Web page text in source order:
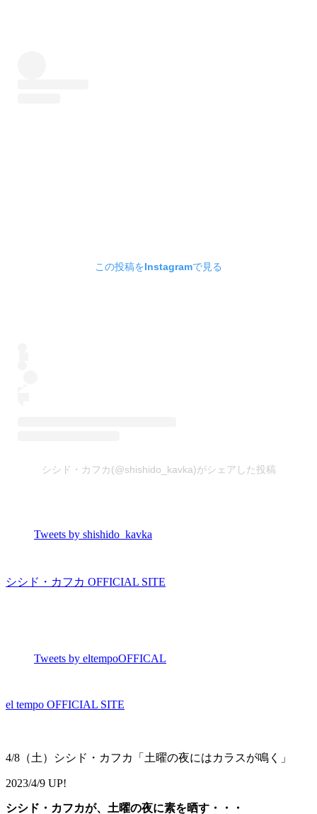
この投稿をInstagramで見る
シシド・カフカ(@shishido_kavka)がシェアした投稿
Tweets by shishido_kavka
シシド・カフカ OFFICIAL SITE
Tweets by eltempoOFFICAL
el tempo OFFICIAL SITE
4/8（土）シシド・カフカ「土曜の夜にはカラスが鳴く」
2023/4/9 UP!
シシド・カフカが、土曜の夜に素を晒す・・・